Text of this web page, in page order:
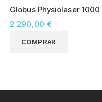
Globus Physiolaser 1000
2 290,00 €
COMPRAR